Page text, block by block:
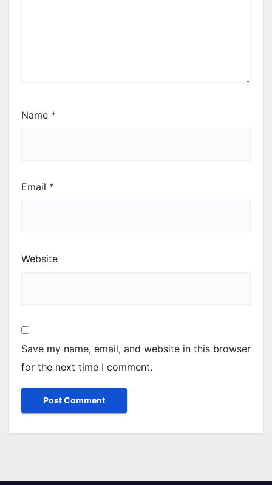
Name *
Email *
Website
Save my name, email, and website in this browser
for the next time I comment.